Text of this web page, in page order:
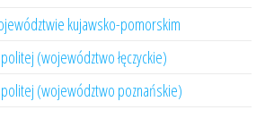
kujawsko-pomorskim
(województwo łęczyckie)
(województwo poznańskie)